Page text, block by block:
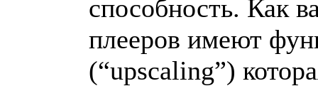
способность. Как
плееров имеют
(“upscaling”)